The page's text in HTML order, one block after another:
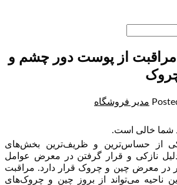
شما خالی است.
مراقبت از پوست دور چشم و
مدیر فروشگاه
از حساس‌ترین و ظریف‌ترین بخش‌های
نازکی و قرار گرفتن در معرض عوامل
در معرض چین و چروک قرار دارد. مراقبت
ناحیه می‌تواند از بروز چین و چروک‌های